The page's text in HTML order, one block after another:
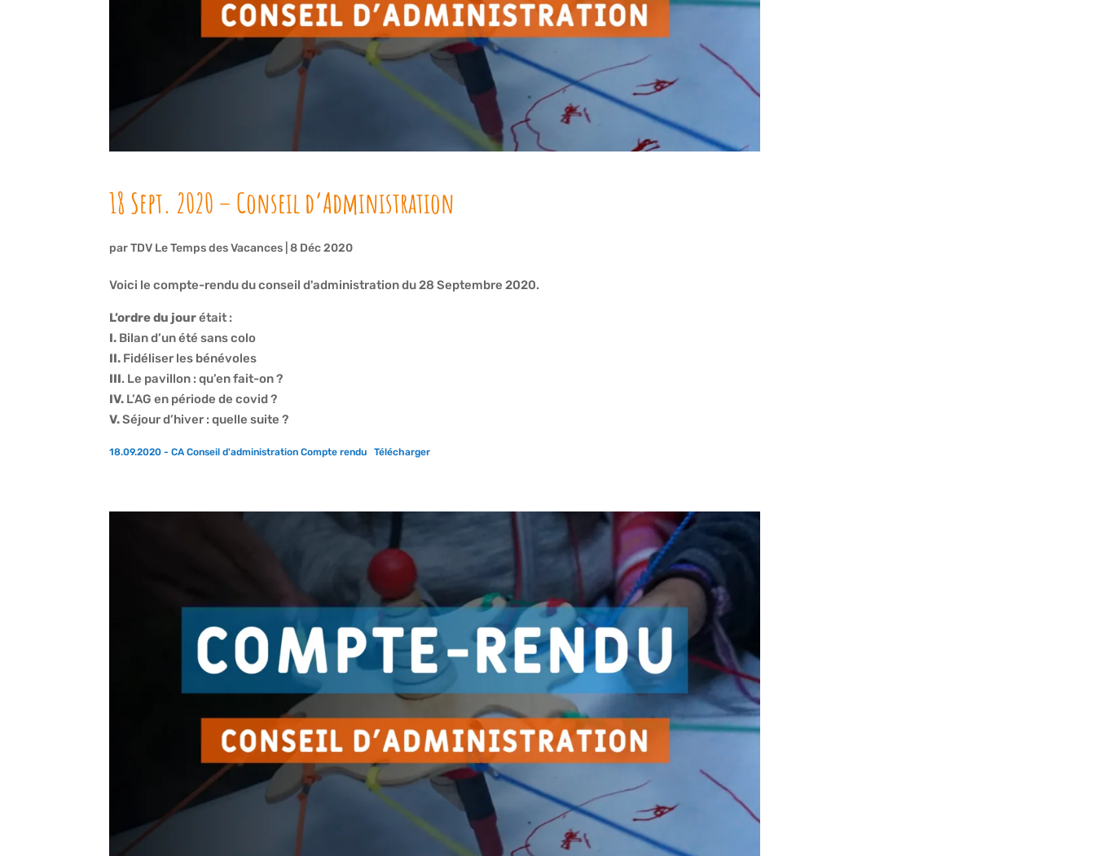
18 Sept. 2020 – Conseil d’Administration
parTDV Le Temps des Vacances |8 Déc 2020
Voici le compte-rendu du conseil d'administration du 28 Septembre 2020.
L’ordre du jourétait :
I. Bilan d’un été sans colo
II. Fidéliser les bénévoles
III. Le pavillon : qu’en fait-on ?
IV. L’AG en période de covid ?
V.Séjour d’hiver : quelle suite ?
18.09.2020 - CA Conseil d'administration Compte rendu Télécharger